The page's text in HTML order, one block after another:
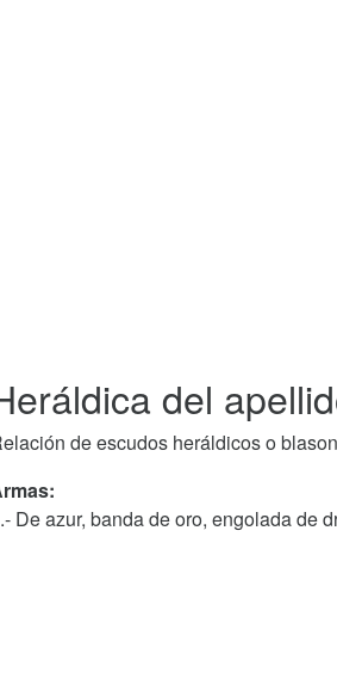
del
de escudos heráldicos o
De azur, banda de oro, engolada de